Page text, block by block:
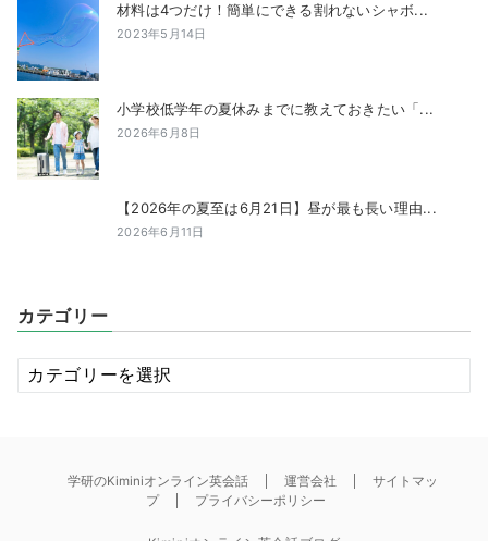
材料は4つだけ！簡単にできる割れないシャボ...
2023年5月14日
小学校低学年の夏休みまでに教えておきたい「...
2026年6月8日
【2026年の夏至は6月21日】昼が最も長い理由...
2026年6月11日
カテゴリー
カ
テ
学研のKiminiオンライン英会話 運営会社
サイトマッ
プ
プライバシーポリシー